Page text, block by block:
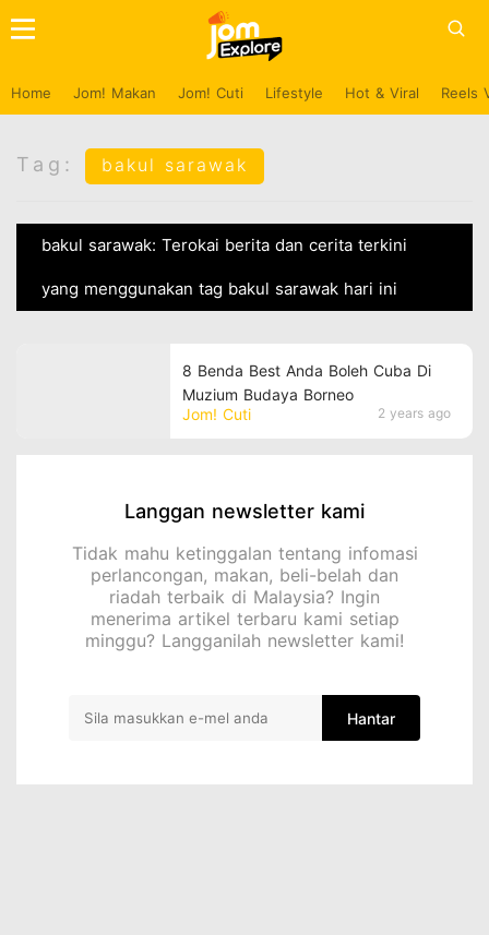
Home Jom! Makan Jom! Cuti Lifestyle Hot & Viral Reels
Tag: bakul sarawak
bakul sarawak: Terokai berita dan cerita terkini
yang menggunakan tag bakul sarawak hari ini
Jom! Cuti 2 years ago
8 Benda Best Anda Boleh Cuba Di
Muzium Budaya Borneo
Langgan newsletter kami
Tidak mahu ketinggalan tentang infomasi
perlancongan, makan, beli-belah dan
riadah terbaik di Malaysia? Ingin
menerima artikel terbaru kami setiap
minggu? Langganilah newsletter kami!
Hantar